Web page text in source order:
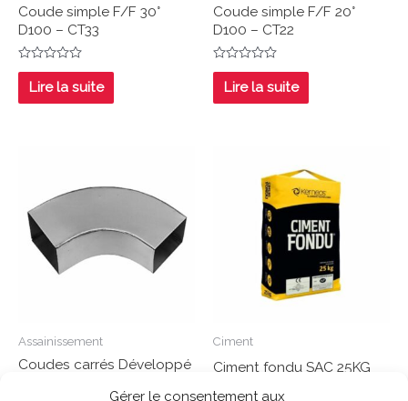
Gérer le consentement aux
Coude simple F/F 30°
D100 – CT33
Note
sur
5
Lire la suite
Coude simple F/F 20°
D100 – CT22
Note
sur
5
Lire la suite
Assainissement
Coudes carrés Développé
Ciment
Ciment fondu SAC 25KG